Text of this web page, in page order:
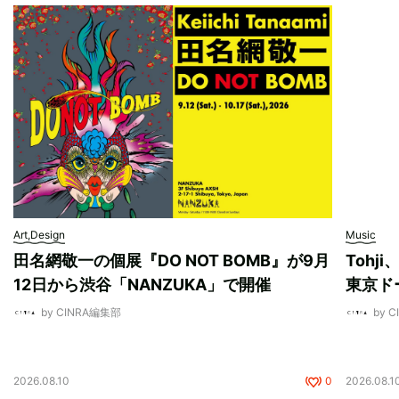
Art,Design
田名網敬一の個展『DO NOT BOMB』が9月
12日から渋谷「NANZUKA」で開催
by CINRA編集部
2026.08.10 0
Music
Tohji
東京ド
by